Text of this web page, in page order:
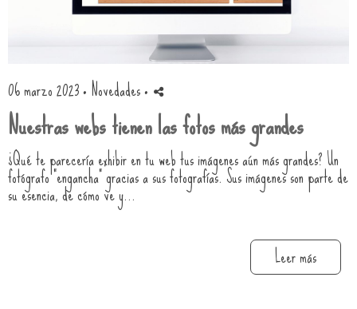
06 marzo 2023 ·Novedades·
Nuestras webs tienen las fotos más grandes
¿Qué te parecería exhibir en tu web tus imágenes aún más grandes? Un
fotógrafo "engancha" gracias a sus fotografías. Sus imágenes son parte de
su esencia, de cómo ve y...
Leer más